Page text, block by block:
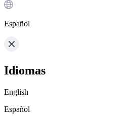
Español
Idiomas
English
Español